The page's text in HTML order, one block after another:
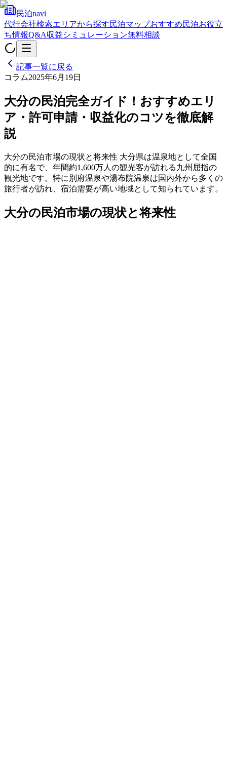
民泊navi
代行会社検索エリアから探す民泊マップおすすめ民泊お役立
ち情報Q&A収益シミュレーション無料相談
記事一覧に戻る
コラム2025年6月19日
大分の民泊完全ガイド！おすすめエリ
ア・許可申請・収益化のコツを徹底解
説
大分の民泊市場の現状と将来性 大分県は温泉地として全国
的に有名で、年間約1,600万人の観光客が訪れる九州屈指の
観光地です。特に別府温泉や湯布院温泉は国内外から多くの
旅行者が訪れ、宿泊需要が高い地域として知られています。
大分の民泊市場の現状と将来性